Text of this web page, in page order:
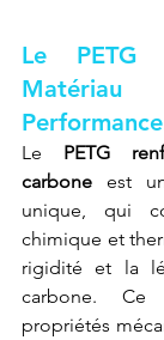
Le
Le PETG
carbone est
unique, qui
chimique et
rigidité et la
carbone.
propriétés